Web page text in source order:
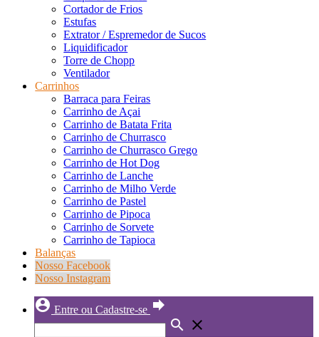
Cortador de Frios
Estufas
Extrator / Espremedor de Sucos
Liquidificador
Torre de Chopp
Ventilador
Carrinhos
Barraca para Feiras
Carrinho de Açai
Carrinho de Batata Frita
Carrinho de Churrasco
Carrinho de Churrasco Grego
Carrinho de Hot Dog
Carrinho de Lanche
Carrinho de Milho Verde
Carrinho de Pastel
Carrinho de Pipoca
Carrinho de Sorvete
Carrinho de Tapioca
Balanças
Nosso Facebook
Nosso Instagram
account_circle Entre ou Cadastre-se forward
search close